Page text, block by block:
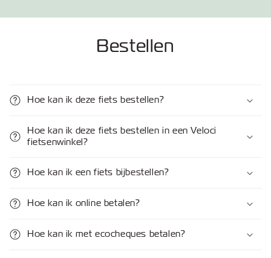
Bestellen
Hoe kan ik deze fiets bestellen?
Hoe kan ik deze fiets bestellen in een Veloci
fietsenwinkel?
Hoe kan ik een fiets bijbestellen?
Hoe kan ik online betalen?
Hoe kan ik met ecocheques betalen?